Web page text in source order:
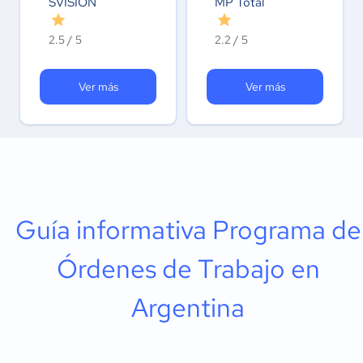
2.5 / 5
Ver más
2.2 / 5
Ver más
Guía informativa Programa de
Órdenes de Trabajo en
Argentina